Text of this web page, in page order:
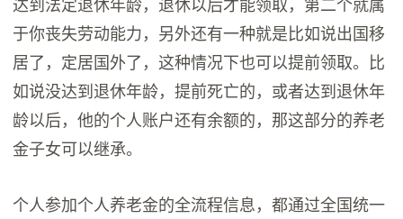
达到法定退休年龄，退休以后才能领取，第二个就属
于你丧失劳动能力，另外还有一种就是比如说出国移
居了，定居国外了，这种情况下也可以提前领取。比
如说没达到退休年龄，提前死亡的，或者达到退休年
龄以后，他的个人账户还有余额的，那这部分的养老
金子女可以继承。
个人参加个人养老金的全流程信息，都通过全国统一